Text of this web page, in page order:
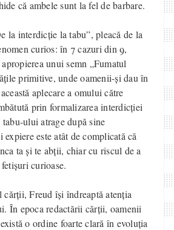
că ambele sunt la fel de barbare.
la interdicție la tabu”, pleacă de la
curios: în 7 cazuri din 9,
unui semn „Fumatul
primitive, unde oamenii-și dau în
aplecare a omului către
prin formalizarea interdicției
ului atrage după sine
expiere este atât de complicată că
ta și te abții, chiar cu riscul de a
curioase.
cărții, Freud își îndreaptă atenția
În epoca redactării cărții, oamenii
o ordine foarte clară în evoluția